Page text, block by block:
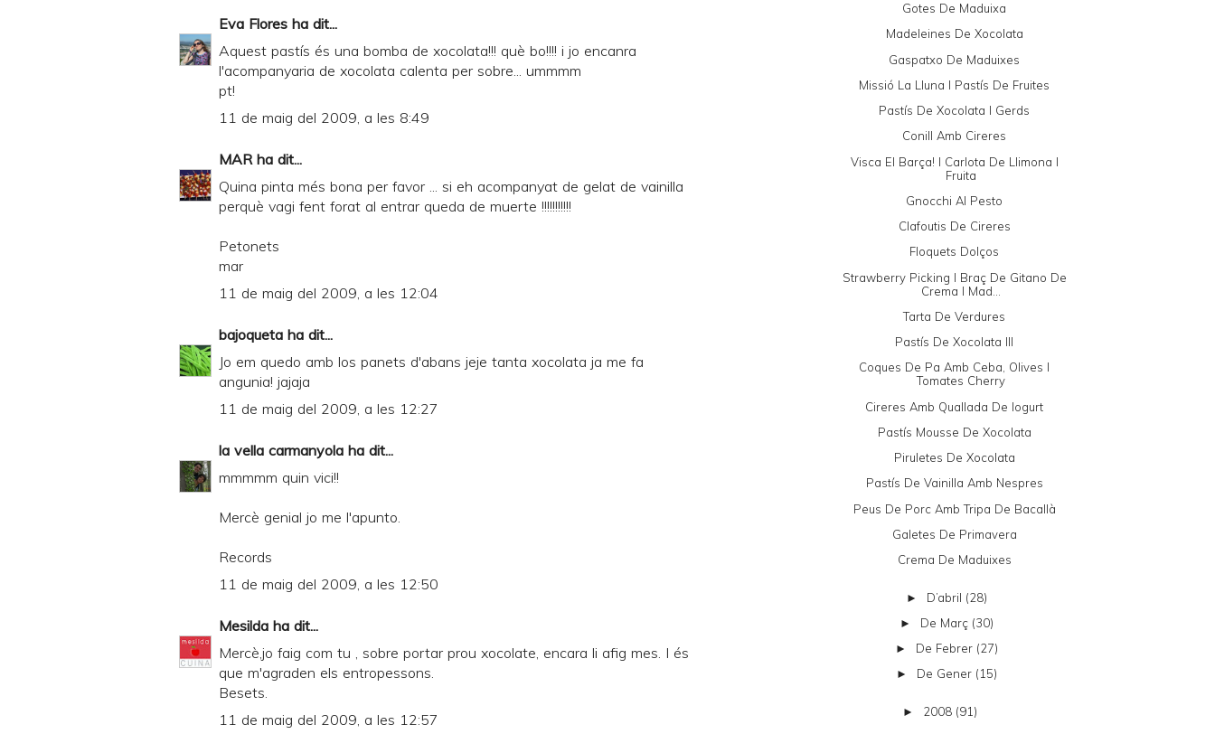
Eva Flores ha dit...
Aquest pastís és una bomba de xocolata!!! què bo!!!! i jo encanra
l'acompanyaria de xocolata calenta per sobre... ummmm
pt!
11 de maig del 2009, a les 8:49
MARha dit...
Quina pinta més bona per favor ... si eh acompanyat de gelat de vainilla
perquè vagi fent forat al entrar queda de muerte !!!!!!!!!!!
Petonets
mar
11 de maig del 2009, a les 12:04
bajoqueta ha dit...
Jo em quedo amb los panets d'abans jeje tanta xocolata ja me fa
angunia! jajaja
11 de maig del 2009, a les 12:27
la vella carmanyola ha dit...
mmmmm quin vici!!
Mercè genial jo me l'apunto.
Records
11 de maig del 2009, a les 12:50
Mesilda ha dit...
Mercè,jo faig com tu , sobre portar prou xocolate, encara li afig mes. I és
que m'agraden els entropessons.
Besets.
11 de maig del 2009, a les 12:57
Gotes De Maduixa
Madeleines De Xocolata
Gaspatxo De Maduixes
Missió La Lluna I Pastís De Fruites
Pastís De Xocolata I Gerds
Conill Amb Cireres
Visca El Barça! I Carlota De Llimona I
Fruita
Gnocchi Al Pesto
Clafoutis De Cireres
Floquets Dolços
Strawberry Picking I Braç De Gitano De
Crema I Mad...
Tarta De Verdures
Pastís De Xocolata III
Coques De Pa Amb Ceba, Olives I
Tomates Cherry
Cireres Amb Quallada De Iogurt
Pastís Mousse De Xocolata
Piruletes De Xocolata
Pastís De Vainilla Amb Nespres
Peus De Porc Amb Tripa De Bacallà
Galetes De Primavera
Crema De Maduixes
► D’abril (28)
► De Març (30)
► De Febrer (27)
► De Gener (15)
► 2008 (91)